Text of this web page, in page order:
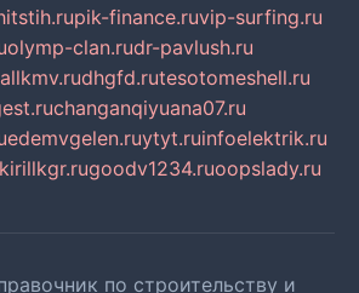
pik-finance.ruvip-surfing.ru
olymp-clan.rudr-pavlush.ru
allkmv.rudhgfd.rutesotomeshell.ru
changanqiyuana07.ru
edemvgelen.ruytyt.ruinfoelektrik.ru
kirillkgr.rugoodv1234.ruoopslady.ru
по строительству и